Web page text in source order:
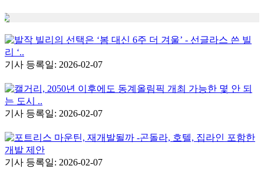
발작 빌리의 선택은 ‘봄 대신 6주 더 겨울’ - 선글라스 쓴 빌
리 ‘..
기사 등록일: 2026-02-07
캘거리, 2050년 이후에도 동계올림픽 개최 가능한 몇 안 되
는 도시 ..
기사 등록일: 2026-02-07
포트리스 마운틴, 재개발될까 -곤돌라, 호텔, 집라인 포함한
개발 제안
기사 등록일: 2026-02-07